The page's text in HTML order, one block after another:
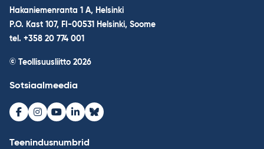
Hakaniemenranta 1 A, Helsinki
P.O. Kast 107, FI-00531 Helsinki, Soome
tel. +358 20 774 001
© Teollisuusliitto 2026
Sotsiaalmeedia
Facebook
Instagram
Youtube
LinkedInBluesky
Teenindusnumbrid